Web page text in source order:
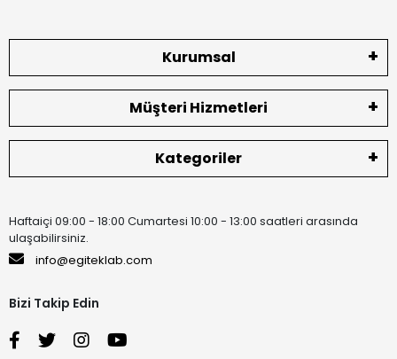
Kurumsal
Müşteri Hizmetleri
Kategoriler
Haftaiçi 09:00 - 18:00 Cumartesi 10:00 - 13:00 saatleri arasında
ulaşabilirsiniz.
info@egiteklab.com
Bizi Takip Edin